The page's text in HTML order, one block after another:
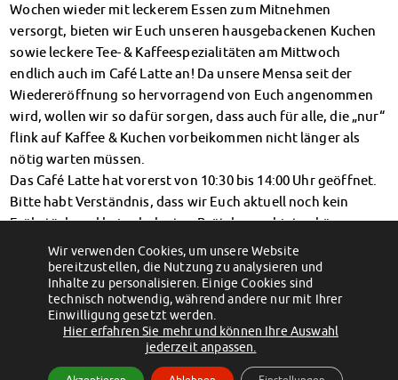
Mensa-FAQs
CampusCatering
MensaFeedback
AnsprechpartnerInnen
Wohnen
Wohnheime im Überblick
Wohnheime in Magdeburg
Wohnheime in Wernigerode
MIT einander – FÜR einander
Schadensmeldung
Wohnen-FAQ
Dokumente
AnsprechpartnerInnen
Sozialberatung
Wochen wieder mit leckerem Essen zum Mitnehmen
versorgt, bieten wir Euch unseren hausgebackenen Kuchen
sowie leckere Tee- & Kaffeespezialitäten am Mittwoch
endlich auch im Café Latte an! Da unsere Mensa seit der
Wiedereröffnung so hervorragend von Euch angenommen
wird, wollen wir so dafür sorgen, dass auch für alle, die „nur“
flink auf Kaffee & Kuchen vorbeikommen nicht länger als
nötig warten müssen.
Das Café Latte hat vorerst von 10:30 bis 14:00 Uhr geöffnet.
Bitte habt Verständnis, dass wir Euch aktuell noch kein
Frühstück und keine belegten Brötchen anbieten können.
Studierendenwerke fordern: „Wir
brauchen eine grundlegende BAföG-
Studierendenwerke
(c) 2012 - 2026 by Studentenwerk Magdeburg - Anstalt des öffentlichen
Rechts
Wir verwenden Cookies, um unsere Website
bereitzustellen, die Nutzung zu analysieren und
Inhalte zu personalisieren. Einige Cookies sind
technisch notwendig, während andere nur mit Ihrer
Einwilligung gesetzt werden.
Hier erfahren Sie mehr und können Ihre Auswahl
jederzeit anpassen.